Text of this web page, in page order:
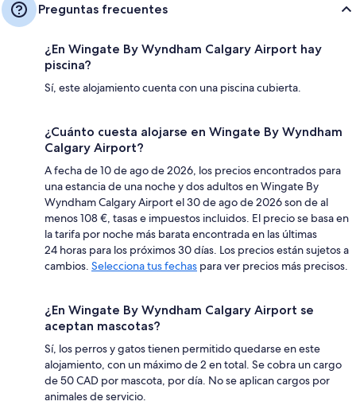
Preguntas frecuentes
¿En Wingate By Wyndham Calgary Airport hay
piscina?
Sí, este alojamiento cuenta con una piscina cubierta.
¿Cuánto cuesta alojarse en Wingate By Wyndham
Calgary Airport?
A fecha de 10 de ago de 2026, los precios encontrados para
una estancia de una noche y dos adultos en Wingate By
Wyndham Calgary Airport el 30 de ago de 2026 son de al
menos 108 €, tasas e impuestos incluidos. El precio se basa en
la tarifa por noche más barata encontrada en las últimas
24 horas para los próximos 30 días. Los precios están sujetos a
cambios. Selecciona tus fechas para ver precios más precisos.
¿En Wingate By Wyndham Calgary Airport se
aceptan mascotas?
Sí, los perros y gatos tienen permitido quedarse en este
alojamiento, con un máximo de 2 en total. Se cobra un cargo
de 50 CAD por mascota, por día. No se aplican cargos por
animales de servicio.